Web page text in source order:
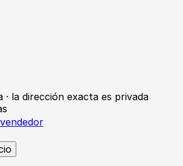
· la dirección exacta es privada